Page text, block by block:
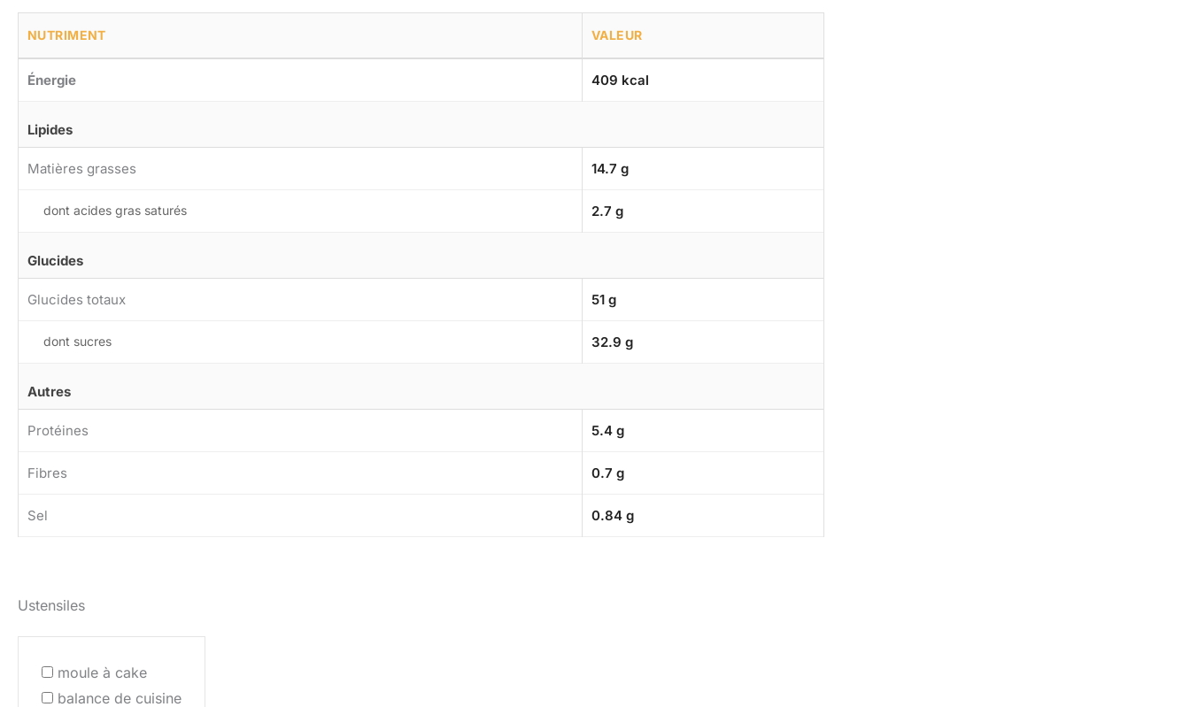
NUTRIMENT VALEUR
Énergie 409 kcal
Lipides
Matières grasses 14.7 g
dont acides gras saturés 2.7 g
Glucides
Glucides totaux 51 g
dont sucres 32.9 g
Autres
Protéines 5.4 g
Fibres 0.7 g
Sel 0.84 g
Ustensiles
moule à cake
balance de cuisine